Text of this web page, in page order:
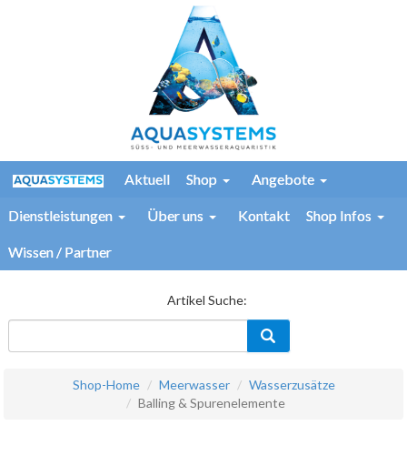
Aktuell Shop Angebote
Dienstleistungen Über uns Kontakt Shop Infos
Wissen / Partner
Artikel Suche:
Shop-Home Meerwasser
Wasserzusätze
Balling & Spurenelemente